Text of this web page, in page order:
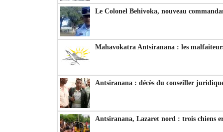
Le Colonel Behivoka, nouveau
Mahavokatra Antsiranana : les
Antsiranana : décès du conseiller
Antsiranana, Lazaret nord : trois chiens